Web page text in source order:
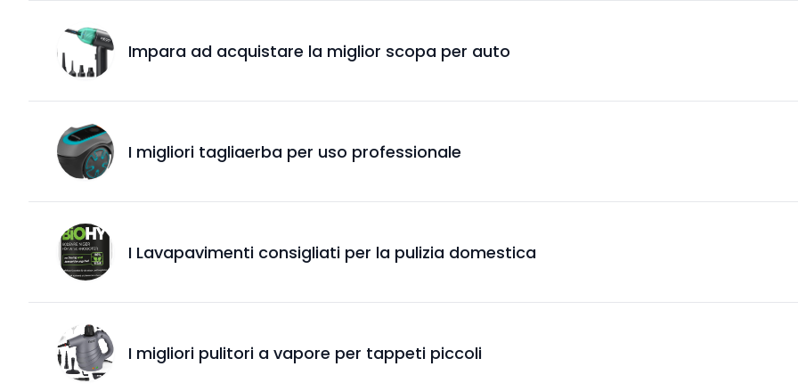
Impara ad acquistare la miglior scopa per auto
I migliori tagliaerba per uso professionale
I Lavapavimenti consigliati per la pulizia domestica
I migliori pulitori a vapore per tappeti piccoli